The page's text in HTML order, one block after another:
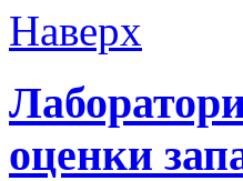
Наверх
оценки